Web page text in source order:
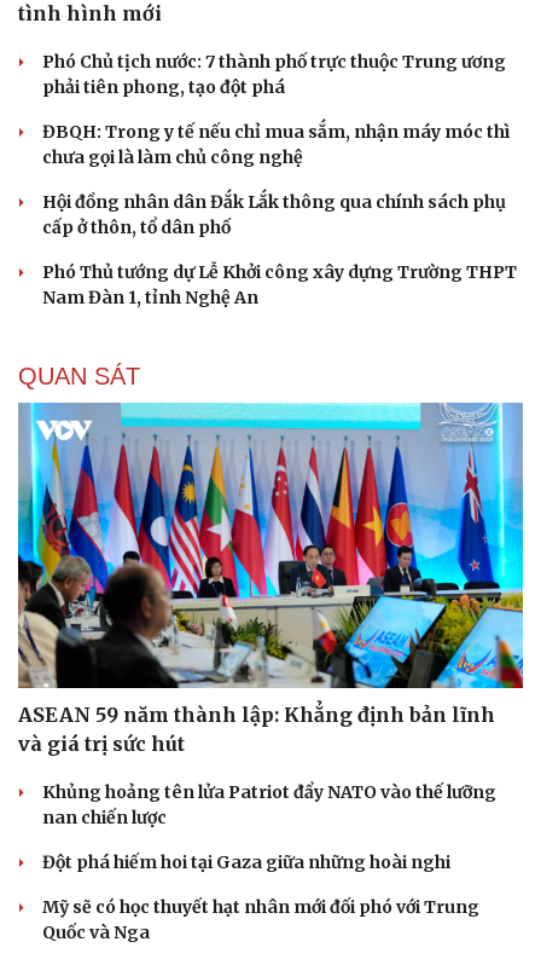
tình hình mới
Phó Chủ tịch nước: 7 thành phố trực thuộc Trung ương
phải tiên phong, tạo đột phá
ĐBQH: Trong y tế nếu chỉ mua sắm, nhận máy móc thì
chưa gọi là làm chủ công nghệ
Hội đồng nhân dân Đắk Lắk thông qua chính sách phụ
cấp ở thôn, tổ dân phố
Phó Thủ tướng dự Lễ Khởi công xây dựng Trường THPT
Nam Đàn 1, tỉnh Nghệ An
QUAN SÁT
ASEAN 59 năm thành lập: Khẳng định bản lĩnh
và giá trị sức hút
Khủng hoảng tên lửa Patriot đẩy NATO vào thế lưỡng
nan chiến lược
Đột phá hiếm hoi tại Gaza giữa những hoài nghi
Mỹ sẽ có học thuyết hạt nhân mới đối phó với Trung
Quốc và Nga